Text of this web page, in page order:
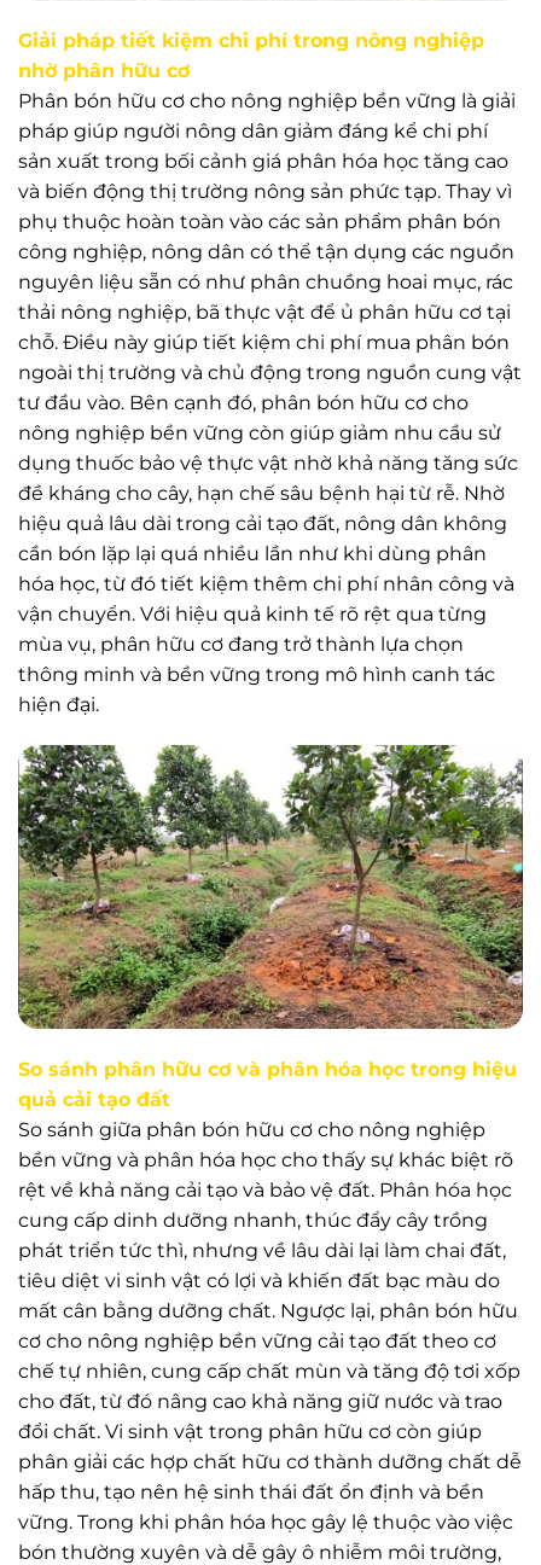
Giải pháp tiết kiệm chi phí trong nông nghiệp
nhờ phân hữu cơ
Phân bón hữu cơ cho nông nghiệp bền vững là giải
pháp giúp người nông dân giảm đáng kể chi phí
sản xuất trong bối cảnh giá phân hóa học tăng cao
và biến động thị trường nông sản phức tạp. Thay vì
phụ thuộc hoàn toàn vào các sản phẩm phân bón
công nghiệp, nông dân có thể tận dụng các nguồn
nguyên liệu sẵn có như phân chuồng hoai mục, rác
thải nông nghiệp, bã thực vật để ủ phân hữu cơ tại
chỗ. Điều này giúp tiết kiệm chi phí mua phân bón
ngoài thị trường và chủ động trong nguồn cung vật
tư đầu vào. Bên cạnh đó, phân bón hữu cơ cho
nông nghiệp bền vững còn giúp giảm nhu cầu sử
dụng thuốc bảo vệ thực vật nhờ khả năng tăng sức
đề kháng cho cây, hạn chế sâu bệnh hại từ rễ. Nhờ
hiệu quả lâu dài trong cải tạo đất, nông dân không
cần bón lặp lại quá nhiều lần như khi dùng phân
hóa học, từ đó tiết kiệm thêm chi phí nhân công và
vận chuyển. Với hiệu quả kinh tế rõ rệt qua từng
mùa vụ, phân hữu cơ đang trở thành lựa chọn
thông minh và bền vững trong mô hình canh tác
hiện đại.
So sánh phân hữu cơ và phân hóa học trong hiệu
quả cải tạo đất
So sánh giữa phân bón hữu cơ cho nông nghiệp
bền vững và phân hóa học cho thấy sự khác biệt rõ
rệt về khả năng cải tạo và bảo vệ đất. Phân hóa học
cung cấp dinh dưỡng nhanh, thúc đẩy cây trồng
phát triển tức thì, nhưng về lâu dài lại làm chai đất,
tiêu diệt vi sinh vật có lợi và khiến đất bạc màu do
mất cân bằng dưỡng chất. Ngược lại, phân bón hữu
cơ cho nông nghiệp bền vững cải tạo đất theo cơ
chế tự nhiên, cung cấp chất mùn và tăng độ tơi xốp
cho đất, từ đó nâng cao khả năng giữ nước và trao
đổi chất. Vi sinh vật trong phân hữu cơ còn giúp
phân giải các hợp chất hữu cơ thành dưỡng chất dễ
hấp thu, tạo nên hệ sinh thái đất ổn định và bền
vững. Trong khi phân hóa học gây lệ thuộc vào việc
bón thường xuyên và dễ gây ô nhiễm môi trường,